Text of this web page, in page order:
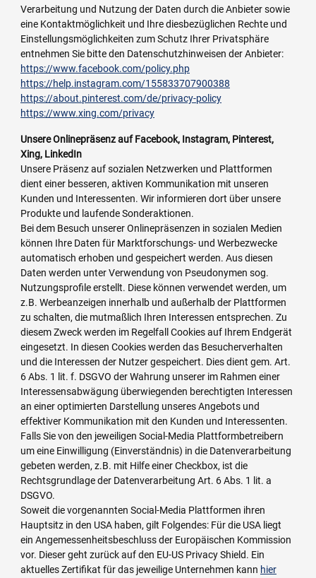
Verarbeitung und Nutzung der Daten durch die Anbieter sowie
eine Kontaktmöglichkeit und Ihre diesbezüglichen Rechte und
Einstellungsmöglichkeiten zum Schutz Ihrer Privatsphäre
entnehmen Sie bitte den Datenschutzhinweisen der Anbieter:
https://www.facebook.com/policy.php
https://help.instagram.com/155833707900388
https://about.pinterest.com/de/privacy-policy
https://www.xing.com/privacy
Unsere Onlinepräsenz auf Facebook, Instagram, Pinterest,
Xing, LinkedIn
Unsere Präsenz auf sozialen Netzwerken und Plattformen
dient einer besseren, aktiven Kommunikation mit unseren
Kunden und Interessenten. Wir informieren dort über unsere
Produkte und laufende Sonderaktionen.
Bei dem Besuch unserer Onlinepräsenzen in sozialen Medien
können Ihre Daten für Marktforschungs- und Werbezwecke
automatisch erhoben und gespeichert werden. Aus diesen
Daten werden unter Verwendung von Pseudonymen sog.
Nutzungsprofile erstellt. Diese können verwendet werden, um
z.B. Werbeanzeigen innerhalb und außerhalb der Plattformen
zu schalten, die mutmaßlich Ihren Interessen entsprechen. Zu
diesem Zweck werden im Regelfall Cookies auf Ihrem Endgerät
eingesetzt. In diesen Cookies werden das Besucherverhalten
und die Interessen der Nutzer gespeichert. Dies dient gem. Art.
6 Abs. 1 lit. f. DSGVO der Wahrung unserer im Rahmen einer
Interessensabwägung überwiegenden berechtigten Interessen
an einer optimierten Darstellung unseres Angebots und
effektiver Kommunikation mit den Kunden und Interessenten.
Falls Sie von den jeweiligen Social-Media Plattformbetreibern
um eine Einwilligung (Einverständnis) in die Datenverarbeitung
gebeten werden, z.B. mit Hilfe einer Checkbox, ist die
Rechtsgrundlage der Datenverarbeitung Art. 6 Abs. 1 lit. a
DSGVO.
Soweit die vorgenannten Social-Media Plattformen ihren
Hauptsitz in den USA haben, gilt Folgendes: Für die USA liegt
ein Angemessenheitsbeschluss der Europäischen Kommission
vor. Dieser geht zurück auf den EU-US Privacy Shield. Ein
aktuelles Zertifikat für das jeweilige Unternehmen kann hier